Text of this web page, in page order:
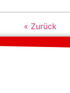
« Zurück